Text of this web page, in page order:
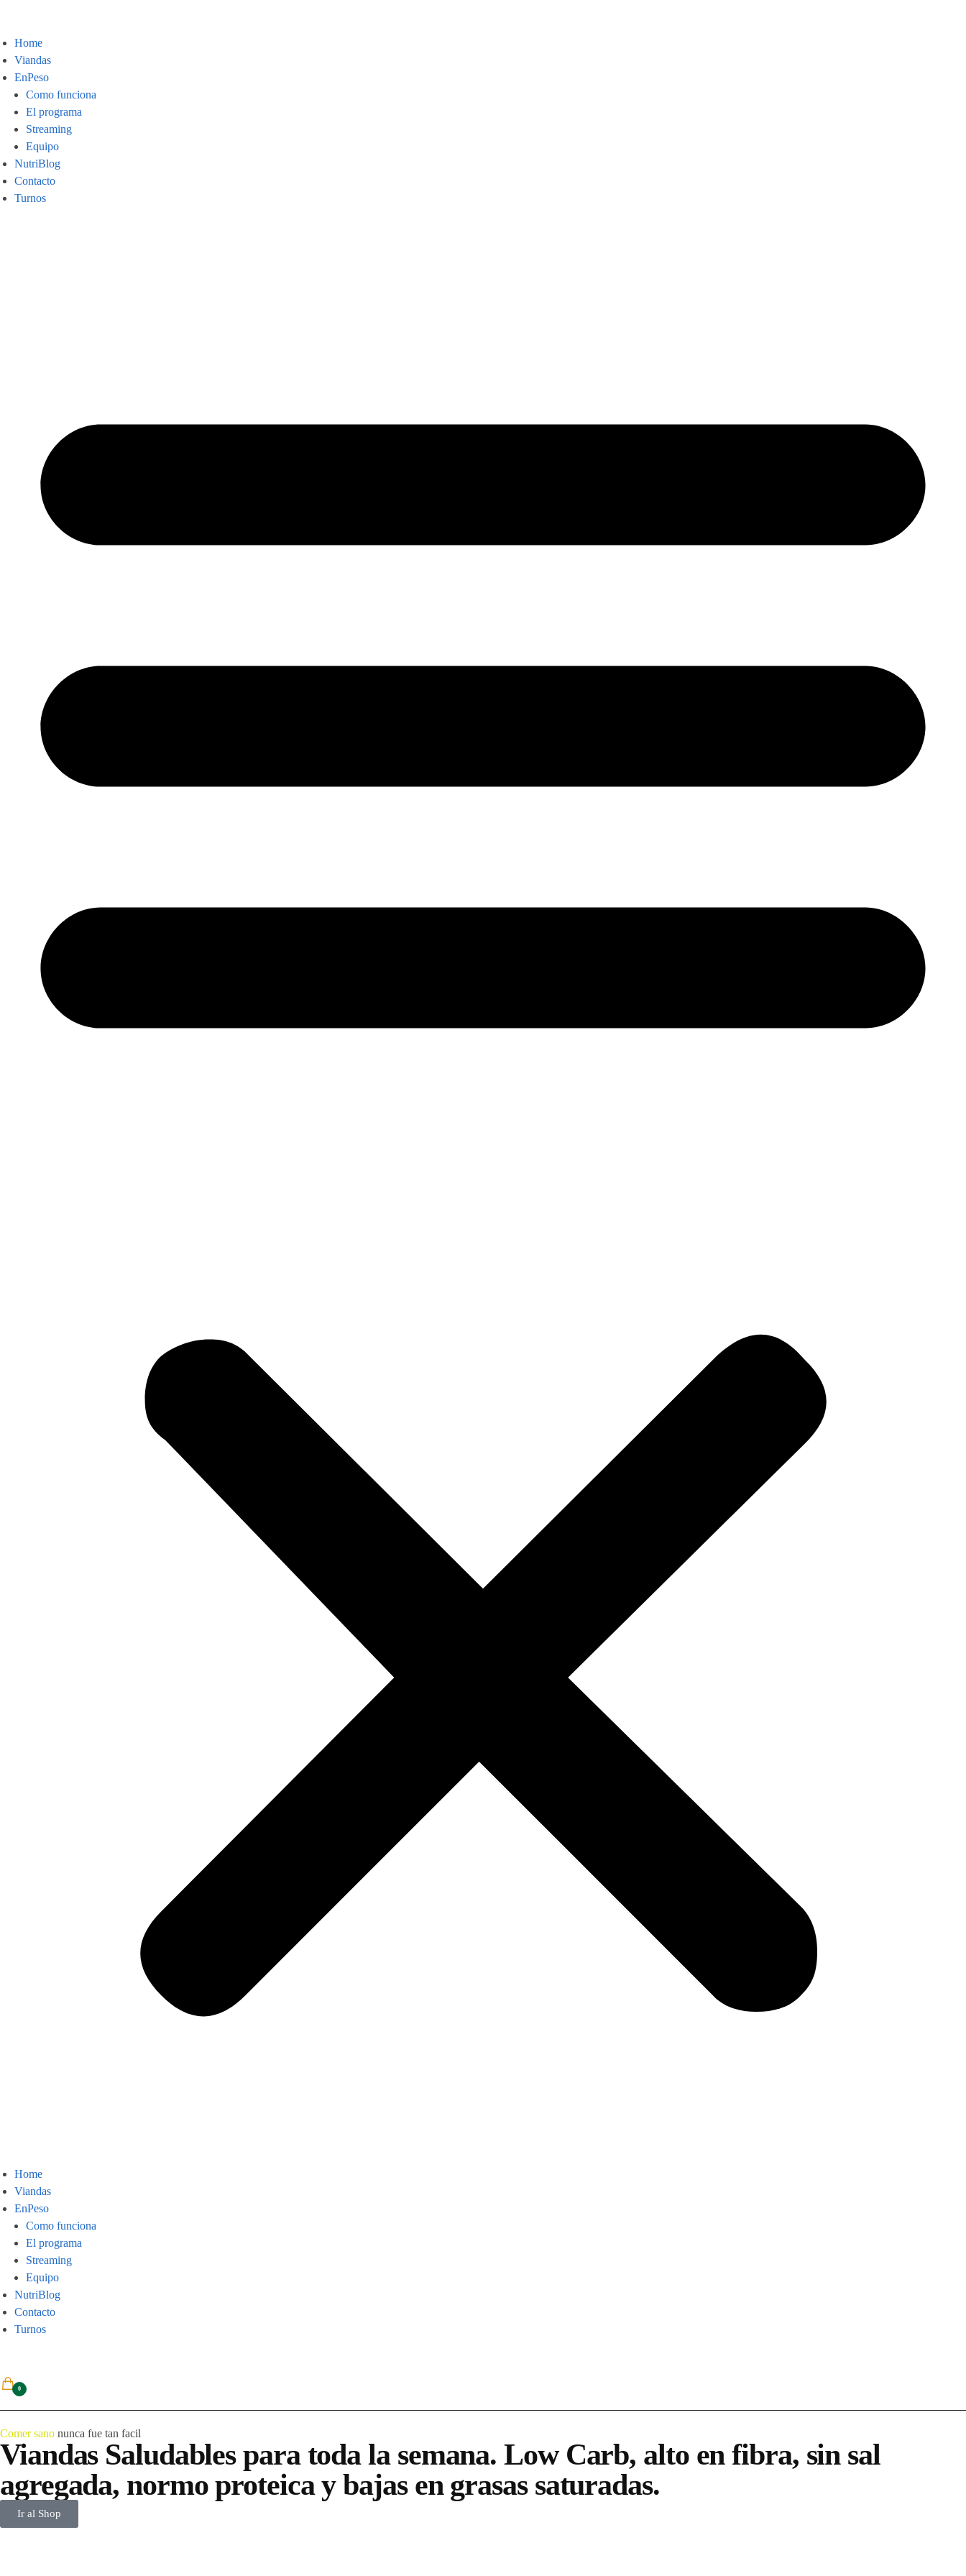
Home
Viandas
EnPeso
Como funciona
El programa
Streaming
Equipo
NutriBlog
Contacto
Turnos
Home
Viandas
EnPeso
Como funciona
El programa
Streaming
Equipo
NutriBlog
Contacto
Turnos
0
Comer sano nunca fue tan facil
Viandas Saludables para toda la semana. Low Carb, alto en fibra, sin sal
agregada, normo proteica y bajas en grasas saturadas.
Ir al Shop